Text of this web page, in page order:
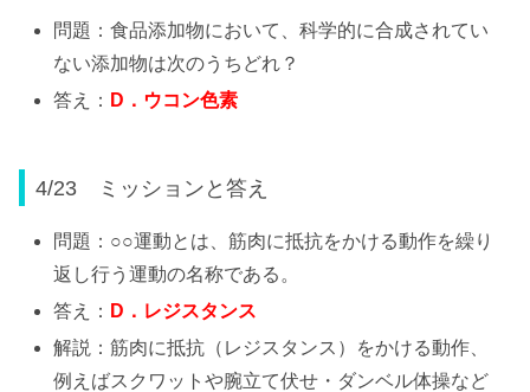
問題：食品添加物において、科学的に合成されてい
ない添加物は次のうちどれ？
答え： D ．ウコン色素
4/23 ミッションと答え
問題：○○運動とは、筋肉に抵抗をかける動作を繰り
返し行う運動の名称である。
答え： D ．レジスタンス
解説：筋肉に抵抗（レジスタンス）をかける動作、
例えばスクワットや腕立て伏せ・ダンベル体操など